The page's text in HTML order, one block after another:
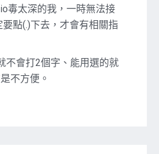
毒太深的我，一時無法接
點(.)下去，才會有相關指
不會打2個字、能用選的就
不方便。